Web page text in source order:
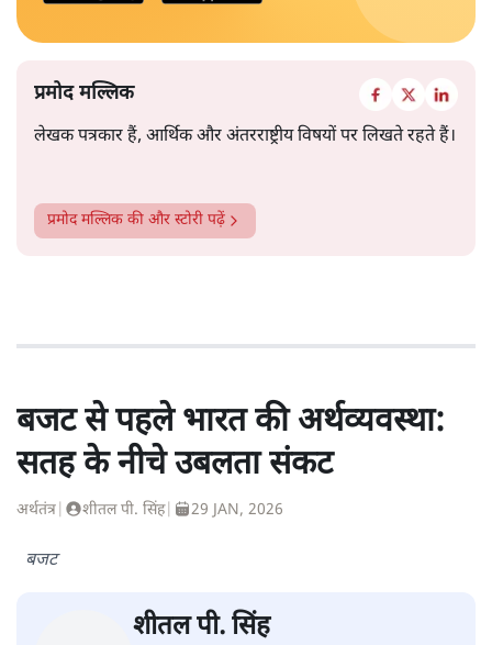
प्रमोद मल्लिक
लेखक पत्रकार हैं, आर्थिक और अंतरराष्ट्रीय विषयों पर लिखते रहते हैं।
प्रमोद मल्लिक की और स्टोरी पढ़ें
बजट से पहले भारत की अर्थव्यवस्था:
सतह के नीचे उबलता संकट
अर्थतंत्र शीतल पी. सिंह| 29 JAN, 2026